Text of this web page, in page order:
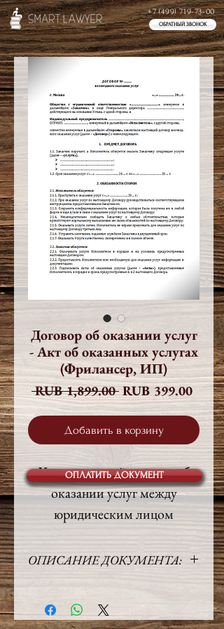
+7 (499) 719-73-00
ОБРАТНЫЙ ЗВОНОК
Договор об оказании услуг
- Акт об оказанных услугах
(Фрилансер, ИП)
RUB 1,899.00 Обычная
цена
RUB 399.00
Добавить в корзину
Универсальный договор об
оказании услуг между
юридическим лицом
(Заказчик) и индивидуальным
предпринимателем
(Исполнитель), по которому
фрилансеры, бухгалтеры,
ОПИСАНИЕ ДОКУМЕНТА:
Объём:
5 стр.
ОПЛАТИТЬ ДОКУМЕНТ